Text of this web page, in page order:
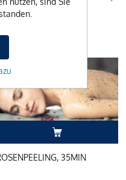
125.00
35MIN